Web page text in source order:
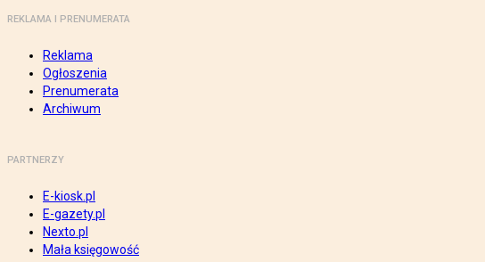
REKLAMA I PRENUMERATA
Reklama
Ogłoszenia
Prenumerata
Archiwum
PARTNERZY
E-kiosk.pl
E-gazety.pl
Nexto.pl
Mała księgowość